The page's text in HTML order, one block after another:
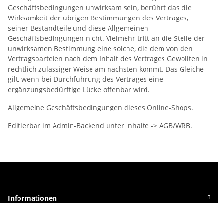
Geschäftsbedingungen unwirksam sein, berührt das die
Wirksamkeit der übrigen Bestimmungen des Vertrages,
seiner Bestandteile und diese Allgemeinen
Geschäftsbedingungen nicht. Vielmehr tritt an die Stelle der
unwirksamen Bestimmung eine solche, die dem von den
Vertragsparteien nach dem Inhalt des Vertrages Gewollten in
rechtlich zulässiger Weise am nächsten kommt. Das Gleiche
gilt, wenn bei Durchführung des Vertrages eine
ergänzungsbedürftige Lücke offenbar wird.
Allgemeine Geschäftsbedingungen dieses Online-Shops.
Editierbar im Admin-Backend unter Inhalte -> AGB/WRB.
Informationen